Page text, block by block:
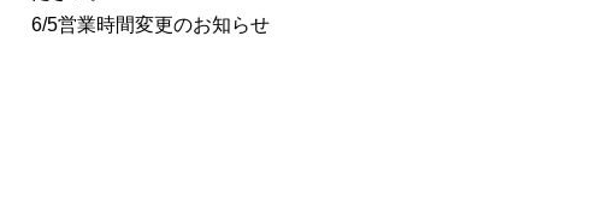
6/5営業時間変更のお知らせ